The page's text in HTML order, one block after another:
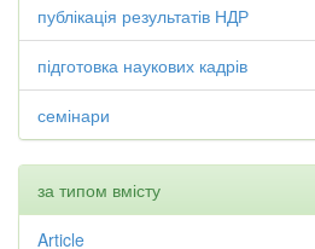
публікація результатів НДР
підготовка наукових кадрів
семінари
за типом вмісту
Article